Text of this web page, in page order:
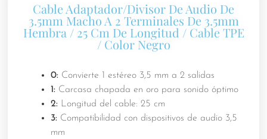
Cable Adaptador/Divisor De Audio De
3.5mm Macho A 2 Terminales De 3.5mm
Hembra / 25 Cm De Longitud / Cable TPE
/ Color Negro
0: Convierte 1 estéreo 3,5 mm a 2 salidas
1: Carcasa chapada en oro para sonido óptimo
2: Longitud del cable: 25 cm
3: Compatibilidad con dispositivos de audio 3,5
mm